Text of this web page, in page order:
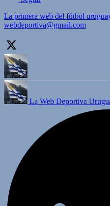
La primera web del fútbol
webdeportiva@gmail.com
La Web Deportiva